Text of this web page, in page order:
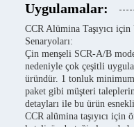
Uygulamalar:
CCR Alümina Taşıyıcı
Senaryoları:
Çin menşeli SCR-A/B
nedeniyle çok çeşitli
üründür. 1 tonluk
paket gibi müşteri
detayları ile bu ürün
CCR alümina taşıyıcı için